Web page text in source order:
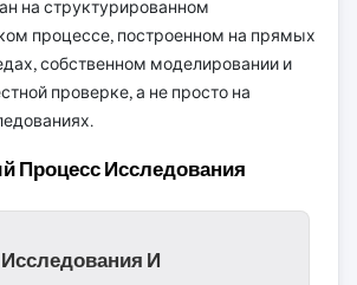
на структурированном
процессе, построенном на прямых
собственном моделировании и
проверке, а не просто на
Процесс Исследования
И